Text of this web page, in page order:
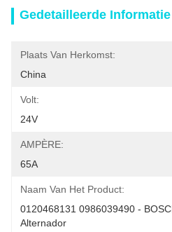
Gedetailleerde Informatie
Plaats Van Herkomst:
China
Volt:
24V
AMPÈRE:
65A
Naam Van Het Product:
0120468131 0986039490 -
Alternador